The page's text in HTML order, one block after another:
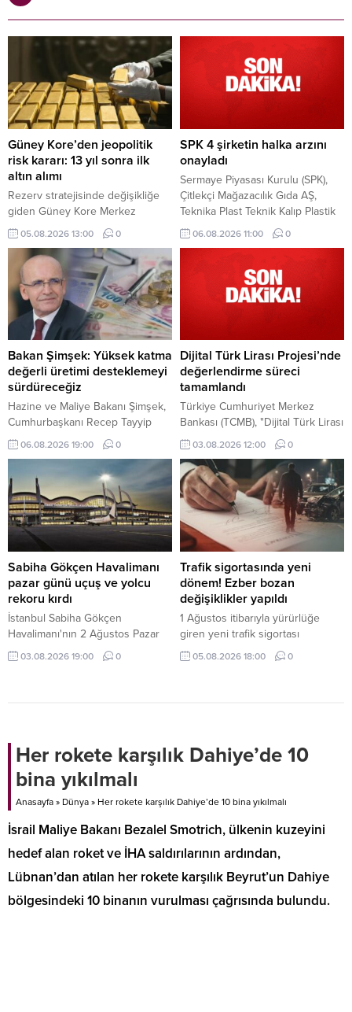
Güney Kore’den jeopolitik
risk kararı: 13 yıl sonra ilk
altın alımı
Rezerv stratejisinde değişikliğe
giden Güney Kore Merkez
Bankası, 13 yıl aradan sonra altın
piyasasına dönüyor. Merkez
bankası, altın rezervlerini
muhafaza ettiği fiziki depolama
noktalarını da çeşitlendirmeyi
hedefliyor.
05.08.2026 13:00 0
SPK 4 şirketin halka arzını
onayladı
Sermaye Piyasası Kurulu (SPK),
Çitlekçi Mağazacılık Gıda AŞ,
Teknika Plast Teknik Kalıp Plastik
Sanayi ve Ticaret AŞ, Türker
Vangölü Enerji Yatırım AŞ, Kapeks
arzlarına onay verdi.
06.08.2026 11:00 0
Bakan Şimşek: Yüksek katma
değerli üretimi desteklemeyi
sürdüreceğiz
Hazine ve Maliye Bakanı Şimşek,
Cumhurbaşkanı Recep Tayyip
Erdoğan'ın liderliğinde verimliliği
artıran, yüksek katma değerli
üretimi destekleyen ve
makroekonomik istikrarı
güçlendiren politikaların
uygulanmaya devam edeceğini
belirtti.
06.08.2026 19:00 0
Dijital Türk Lirası Projesi’nde
değerlendirme süreci
tamamlandı
Türkiye Cumhuriyet Merkez
Bankası (TCMB), "Dijital Türk Lirası
Projesi" ekosistemine katılım
çağrısına ilişkin başvuru
değerlendirme süreçlerinin
tamamlandığını bildirdi.
03.08.2026 12:00 0
Sabiha Gökçen Havalimanı
pazar günü uçuş ve yolcu
rekoru kırdı
İstanbul Sabiha Gökçen
Havalimanı'nın 2 Ağustos Pazar
günü 919 uçuş ve 174 bin 325
yolcuya hizmet vererek uçuş ve
03.08.2026 19:00 0
Trafik sigortasında yeni
dönem! Ezber bozan
değişiklikler yapıldı
1 Ağustos itibarıyla yürürlüğe
giren yeni trafik sigortası
düzenlemesiyle eksper atamaları
dijital sistem üzerinden yapılacak,
05.08.2026 18:00 0
Her rokete karşılık Dahiye’de 10
bina yıkılmalı
Anasayfa » Dünya » Her rokete karşılık Dahiye’de 10 bina yıkılmalı
İsrail Maliye Bakanı Bezalel Smotrich, ülkenin kuzeyini
hedef alan roket ve İHA saldırılarının ardından,
Lübnan’dan atılan her rokete karşılık Beyrut’un Dahiye
bölgesindeki 10 binanın vurulması çağrısında bulundu.